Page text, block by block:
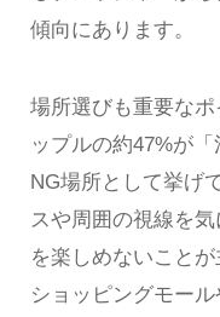
傾向にあります。
場所選びも重要な
ップルの約47%が
NG場所として挙げ
スや周囲の視線を
を楽しめないこと
ショッピングモー